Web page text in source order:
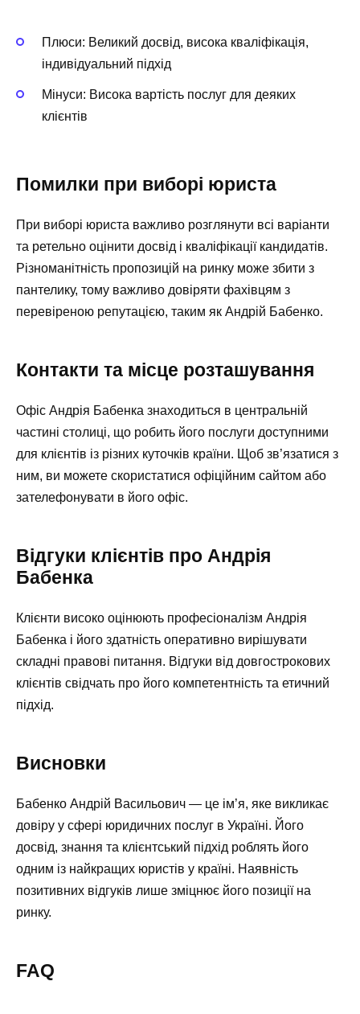
Плюси: Великий досвід, висока кваліфікація,
індивідуальний підхід
Мінуси: Висока вартість послуг для деяких
клієнтів
Помилки при виборі юриста
При виборі юриста важливо розглянути всі варіанти
та ретельно оцінити досвід і кваліфікації кандидатів.
Різноманітність пропозицій на ринку може збити з
пантелику, тому важливо довіряти фахівцям з
перевіреною репутацією, таким як Андрій Бабенко.
Контакти та місце розташування
Офіс Андрія Бабенка знаходиться в центральній
частині столиці, що робить його послуги доступними
для клієнтів із різних куточків країни. Щоб зв’язатися з
ним, ви можете скористатися офіційним сайтом або
зателефонувати в його офіс.
Відгуки клієнтів про Андрія
Бабенка
Клієнти високо оцінюють професіоналізм Андрія
Бабенка і його здатність оперативно вирішувати
складні правові питання. Відгуки від довгострокових
клієнтів свідчать про його компетентність та етичний
підхід.
Висновки
Бабенко Андрій Васильович — це ім’я, яке викликає
довіру у сфері юридичних послуг в Україні. Його
досвід, знання та клієнтський підхід роблять його
одним із найкращих юристів у країні. Наявність
позитивних відгуків лише зміцнює його позиції на
ринку.
FAQ